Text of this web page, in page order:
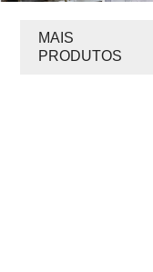
MAIS
PRODUTOS